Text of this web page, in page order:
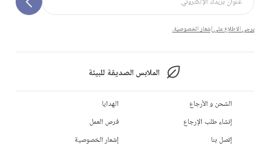
يرجى الاطلاع على إشعار الخصوصية.
الملابس الصديقة للبيئة
الشحن و الأرجاع
إنشاء طلب الإرجاع
إتصل بنا
الهدايا
فرص العمل
إشعار الخصوصية